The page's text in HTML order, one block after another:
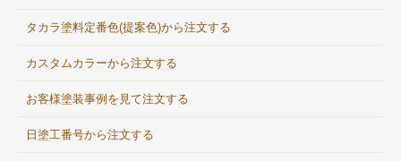
タカラ塗料定番色(提案色)から注文する
カスタムカラーから注文する
お客様塗装事例を見て注文する
日塗工番号から注文する